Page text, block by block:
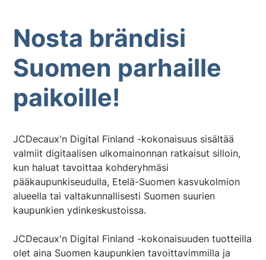
Nosta brändisi
Suomen parhaille
paikoille!
JCDecaux'n Digital Finland -kokonaisuus sisältää
valmiit digitaalisen ulkomainonnan ratkaisut silloin,
kun haluat tavoittaa kohderyhmäsi
pääkaupunkiseudulla, Etelä-Suomen kasvukolmion
alueella tai valtakunnallisesti Suomen suurien
kaupunkien ydinkeskustoissa.
JCDecaux'n Digital Finland -kokonaisuuden tuotteilla
olet aina Suomen kaupunkien tavoittavimmilla ja